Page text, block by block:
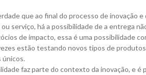
que ao final do processo de inovação
serviço, há a possibilidade de a entrega
de impacto, essa é uma possibilidade
estão testando novos tipos de
únicos.
faz parte do contexto da inovação, e é
Microclimas
Gerando atmosferas de
inovação.
Semente, já disponível para